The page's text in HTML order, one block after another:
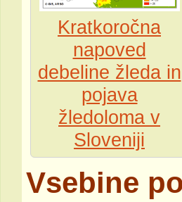
Kratkoročna
napoved
debeline žleda in
pojava
žledoloma v
Sloveniji
Vsebine